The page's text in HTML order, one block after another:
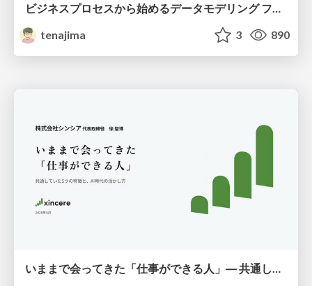
ビジネスプロセスから始めるデータモデリング ファクトとディメンションの前に考えること
tenajima
3 890
いままで会ってきた「仕事ができる人」― 共通していた5つの特徴とAI時代の活かし方